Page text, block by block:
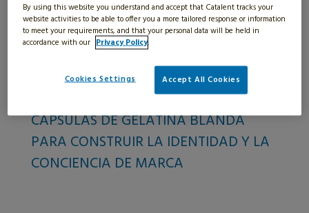
Graphicaps™
Impresión en Línea
TECNOLOGÍA AVANZADA DE
CÁPSULAS DE GELATINA BLANDA
PARA CONSTRUIR LA IDENTIDAD Y LA
CONCIENCIA DE MARCA
By using this website you understand and accept that Catalent tracks your
website activities to be able to offer you a more tailored response or information
to meet your requirements, and that your personal data will be held in
accordance with our Privacy Policy.
Cookies Settings Accept All Cookies